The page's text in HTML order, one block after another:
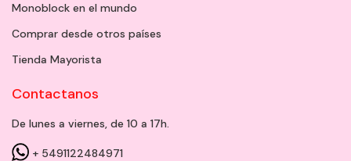
Monoblock en el mundo
Comprar desde otros países
Tienda Mayorista
Contactanos
De lunes a viernes, de 10 a 17h.
+ 5491122484971